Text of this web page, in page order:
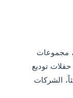
مجموعات
حفلات توديع
الشركات